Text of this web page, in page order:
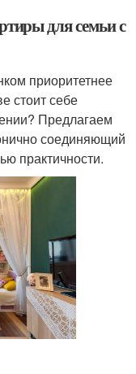
для семьи с
приоритетнее
стоит себе
Предлагаем
соединяющий
практичности.